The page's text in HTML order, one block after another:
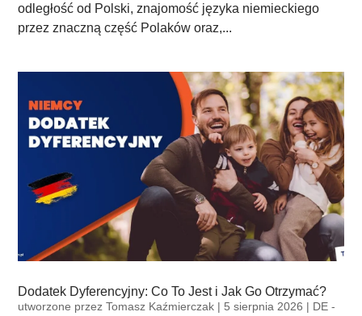
odległość od Polski, znajomość języka niemieckiego
przez znaczną część Polaków oraz,...
Dodatek Dyferencyjny: Co To Jest i Jak Go Otrzymać?
utworzone przezTomasz Kaźmierczak | 5 sierpnia 2026 | DE -